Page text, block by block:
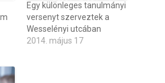
Egy különleges tanulmányi
versenyt szerveztek a
Wesselényi utcában
2014. május 17